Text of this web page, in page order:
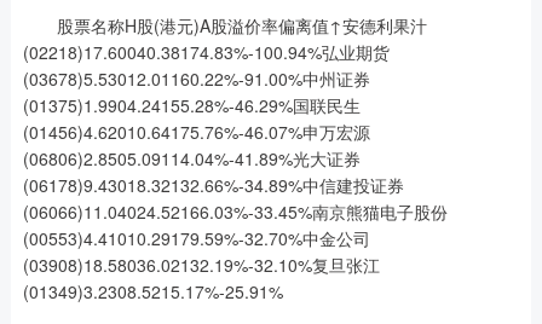
股票名称H股(港元)A股溢价率偏离值↑安德利果汁
(02218)17.60040.38174.83%-100.94%弘业期货
(03678)5.53012.01160.22%-91.00%中州证券
(01375)1.9904.24155.28%-46.29%国联民生
(01456)4.62010.64175.76%-46.07%申万宏源
(06806)2.8505.09114.04%-41.89%光大证券
(06178)9.43018.32132.66%-34.89%中信建投证券
(06066)11.04024.52166.03%-33.45%南京熊猫电子股份
(00553)4.41010.29179.59%-32.70%中金公司
(03908)18.58036.02132.19%-32.10%复旦张江
(01349)3.2308.5215.17%-25.91%